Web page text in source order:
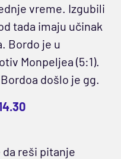
vreme. Izgubili
tada imaju učinak
Bordo je u
Monpeljea (5:1).
došlo je gg.
da reši pitanje